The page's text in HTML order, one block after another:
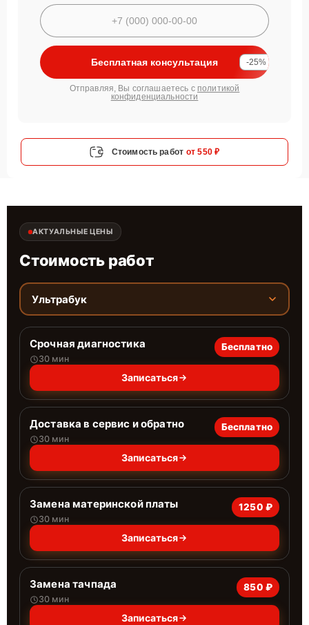
Бесплатная консультация -25%
Отправляя, Вы соглашаетесь с политикой
конфиденциальности
Стоимость работ от 550 ₽
АКТУАЛЬНЫЕ ЦЕНЫ
Стоимость работ
Ультрабук
Срочная диагностика
30 мин
Бесплатно
Записаться
Доставка в сервис и обратно
30 мин
Бесплатно
Записаться
Замена материнской платы
30 мин
1250 ₽
Записаться
Замена тачпада
30 мин
850 ₽
Записаться